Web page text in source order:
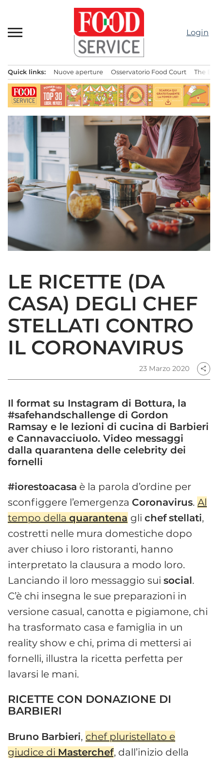
contenuto
Login
principale
Quick links: Nuove aperture Osservatorio Food Court The
LE RICETTE (DA
CASA) DEGLI CHEF
STELLATI CONTRO
IL CORONAVIRUS
23 Marzo 2020 share
Il format su Instagram di Bottura, la
#safehandschallenge di Gordon
Ramsay e le lezioni di cucina di Barbieri
e Cannavacciuolo. Video messaggi
dalla quarantena delle celebrity dei
fornelli
#iorestoacasa è la parola d’ordine per
sconfiggere l’emergenza Coronavirus. Al
tempo della quarantena glichef stellati,
costretti nelle mura domestiche dopo
aver chiuso i loro ristoranti, hanno
interpretato la clausura a modo loro.
Lanciando il loro messaggio sui social.
C’è chi insegna le sue preparazioni in
versione casual, canotta e pigiamone, chi
ha trasformato casa e famiglia in un
reality show e chi, prima di mettersi ai
fornelli, illustra la ricetta perfetta per
lavarsi le mani.
RICETTE CON DONAZIONE DI
BARBIERI
Bruno Barbieri, chef pluristellato e
giudice di Masterchef, dall’inizio della